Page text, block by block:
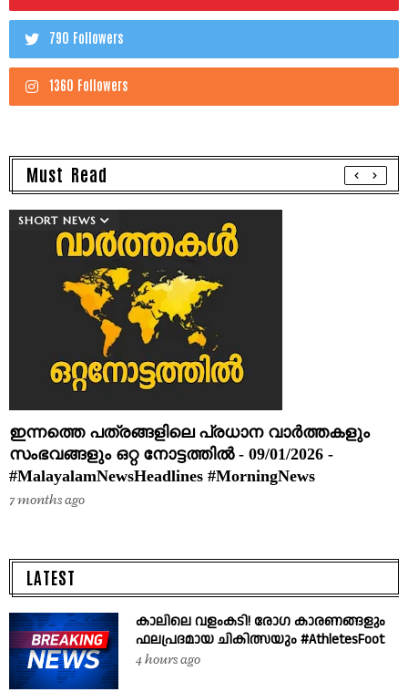
790 Followers
1360 Followers
Must Read
SHORT NEWS
ഇന്നത്തെ പത്രങ്ങളിലെ പ്രധാന വാർത്തകളും
സംഭവങ്ങളും ഒറ്റ നോട്ടത്തിൽ - 09/01/2026 -
#MalayalamNewsHeadlines #MorningNews
7 months ago
LATEST
കാലിലെ വളംകടി! രോഗ കാരണങ്ങളും
ഫലപ്രദമായ ചികിത്സയും #AthletesFoot
4 hours ago